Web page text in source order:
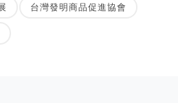
台灣發明商品促進協會